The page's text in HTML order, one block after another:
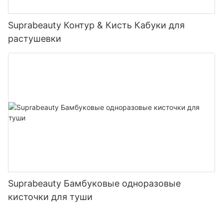
Suprabeauty Контур & Кисть Кабуки для
растушевки
Suprabeauty Бамбуковые одноразовые
кисточки для туши